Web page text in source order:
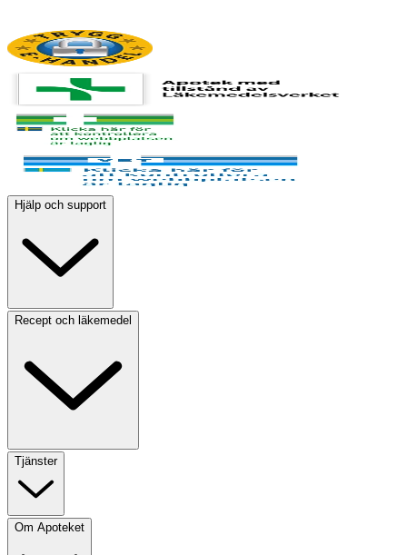
Hjälp och support
Recept och läkemedel
Tjänster
Om Apoteket